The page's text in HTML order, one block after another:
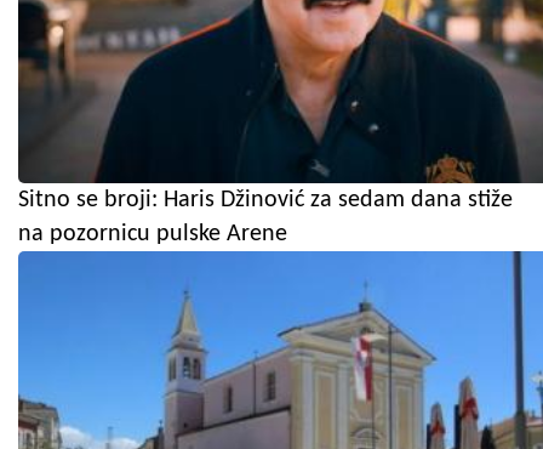
Sitno se broji: Haris Džinović za sedam dana stiže
na pozornicu pulske Arene